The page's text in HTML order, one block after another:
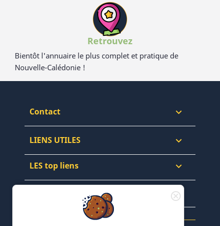
Retrouvez
Bientôt l'annuaire le plus complet et pratique de
Nouvelle-Calédonie !
Contact 
LIENS UTILES 
LES top liens 
NEWSLETTERS & WEB 